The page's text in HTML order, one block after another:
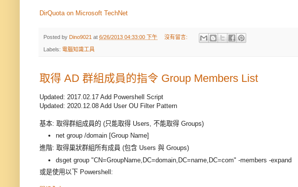
DirQuota on Microsoft TechNet
Posted by Dino9021 at 6/26/2013 04:33:00 下午 沒有留言:
Labels: 電腦知識工具
取得 AD 群組成員的指令 Group Members List
Updated: 2017.02.17 Add Powershell Script
Updated: 2020.12.08 Add User OU Filter Pattern
基本: 取得群組成員的 (只能取得 Users, 不能取得 Groups)
net group /domain [Group Name]
進階: 取得巢狀群組所有成員 (包含 Users 與 Groups)
dsget group "CN=GroupName,DC=domain,DC=name,DC=com" -members -expand
或是使用以下 Powershell: